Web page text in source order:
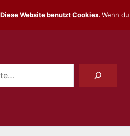
Diese Website benutzt Cookies. Wenn